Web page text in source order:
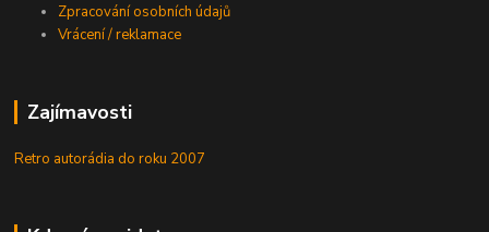
Zpracování osobních údajů
Vrácení / reklamace
Zajímavosti
Retro autorádia do roku 2007